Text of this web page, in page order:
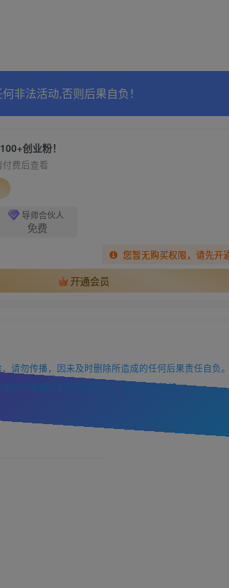
非法活动,否则后果自负！
创业粉！
费后查看
导师合伙人
免费
您暂无购买权限，请先开
开通会员
请勿传播，因未及时删除所造成的任何后果责任自负
的内容若侵犯到您的权益，请联系站长邮